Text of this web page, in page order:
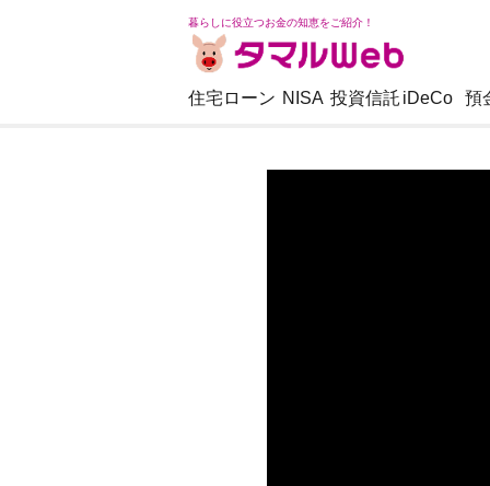
暮らしに役立つお金の知恵をご紹介！
住宅ローン NISA 投資信託 iDeCo 預